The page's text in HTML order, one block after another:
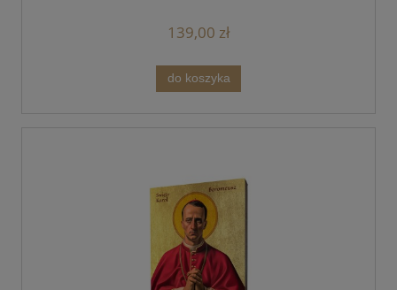
139,00 zł
do koszyka